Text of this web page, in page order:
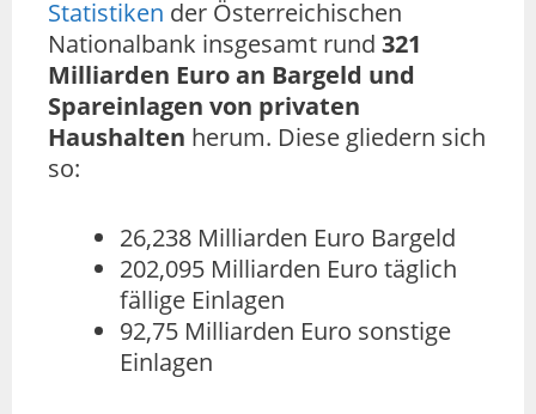
Statistiken der Österreichischen
Nationalbank insgesamt rund 321
Milliarden Euro an Bargeld und
Spareinlagen von privaten
Haushalten herum. Diese gliedern sich
so:
26,238 Milliarden Euro Bargeld
202,095 Milliarden Euro täglich
fällige Einlagen
92,75 Milliarden Euro sonstige
Einlagen